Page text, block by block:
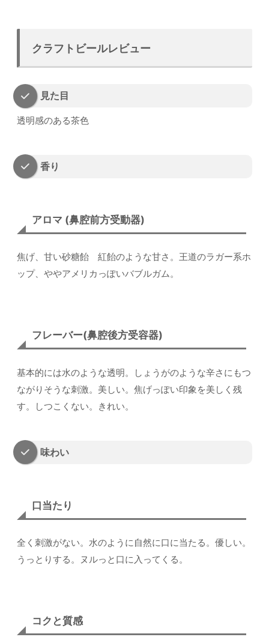
クラフトビールレビュー
見た目
透明感のある茶色
香り
アロマ (鼻腔前方受動器)
焦げ、甘い砂糖飴 紅飴のような甘さ。王道のラガー系ホ
ップ、ややアメリカっぽいバブルガム。
フレーバー(鼻腔後方受容器)
基本的には水のような透明。しょうがのような辛さにもつ
ながりそうな刺激。美しい。焦げっぽい印象を美しく残
す。しつこくない。きれい。
味わい
口当たり
全く刺激がない。水のように自然に口に当たる。優しい。
うっとりする。ヌルっと口に入ってくる。
コクと質感